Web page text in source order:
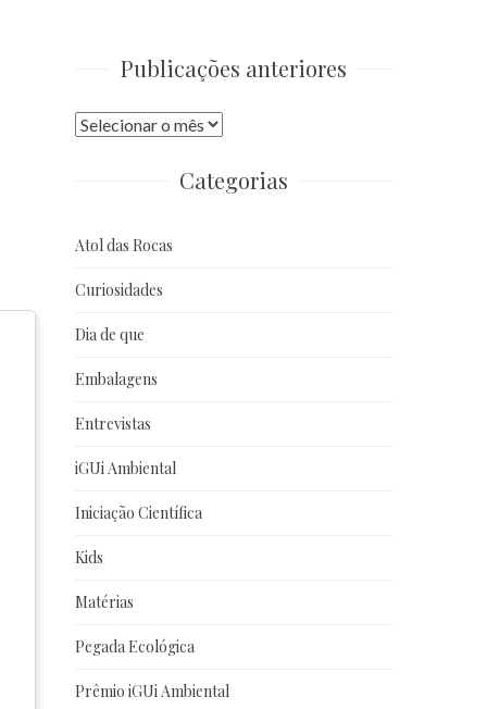
Publicações anteriores
Publicações
Categorias
Atol das Rocas
Curiosidades
Dia de que
Embalagens
Entrevistas
iGUi Ambiental
Iniciação Científica
Kids
Matérias
Pegada Ecológica
Prêmio iGUi Ambiental